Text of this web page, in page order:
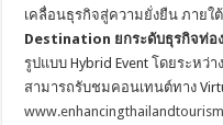
เคลื่อนธุรกิจสู่ความยั่งยืน ภายใ
Destination ยกระดับธุรกิจท่อ
รูปแบบ Hybrid Event โดยระหว่
สามารถรับชมคอนเทนต์ทาง